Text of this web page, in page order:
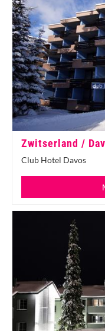
Zwitserland /
Club Hotel Davos